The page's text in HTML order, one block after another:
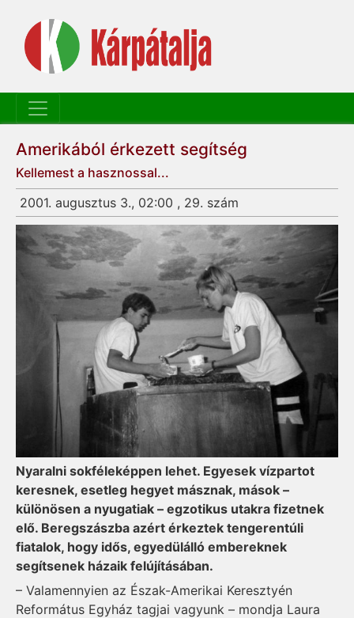
Amerikából érkezett segítség
Kellemest a hasznossal...
2001. augusztus 3., 02:00 , 29. szám
Nyaralni sokféleképpen lehet. Egyesek vízpartot
keresnek, esetleg hegyet másznak, mások –
különösen a nyugatiak – egzotikus utakra fizetnek
elő. Beregszászba azért érkeztek tengerentúli
fiatalok, hogy idős, egyedülálló embereknek
segítsenek házaik felújításában.
– Valamennyien az Észak-Amerikai Keresztyén
Református Egyház tagjai vagyunk – mondja Laura